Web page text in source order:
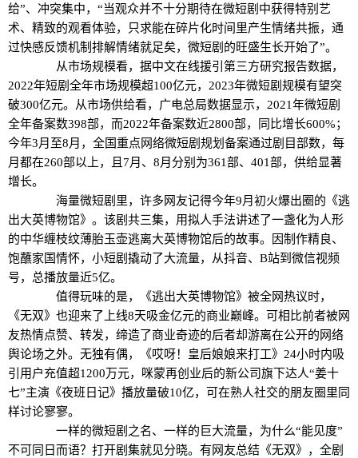
给”、冲突集中，“当观众并不十分期待在微短剧中获得特别艺
术、精致的观看体验，只求能在碎片化时间里产生情绪共振，通
过快感反馈机制排解情绪就足矣，微短剧的旺盛生长开始了”。
从市场规模看，据中文在线援引第三方研究报告数据，
2022年短剧全年市场规模超100亿元，2023年微短剧规模有望突
破300亿元。从市场供给看，广电总局数据显示，2021年微短剧
全年备案数398部，而2022年备案数近2800部，同比增长600%；
今年3月至8月，全国重点网络微短剧规划备案通过剧目部数，每
月都在260部以上，且7月、8月分别为361部、401部，供给显著
增长。
海量微短剧里，许多网友记得今年9月初火爆出圈的《逃
出大英博物馆》。该剧共三集，用拟人手法讲述了一盏化为人形
的中华缠枝纹薄胎玉壶逃离大英博物馆后的故事。因制作精良、
饱蘸家国情怀，小短剧撬动了大流量，从抖音、B站到微信视频
号，总播放量近5亿。
值得玩味的是，《逃出大英博物馆》被全网热议时，
《无双》也迎来了上线8天吸金亿元的商业巅峰。可相比前者被网
友热情点赞、转发，缔造了商业奇迹的后者却游离在公开的网络
舆论场之外。无独有偶，《哎呀！皇后娘娘来打工》24小时内吸
引用户充值超1200万元，咪蒙再创业后的新公司旗下达人“姜十
七”主演《夜班日记》播放量破10亿，可在熟人社交的朋友圈里同
样讨论寥寥。
一样的微短剧之名、一样的巨大流量，为什么“能见度”
不可同日而语？打开剧集就见分晓。有网友总结《无双》，全剧